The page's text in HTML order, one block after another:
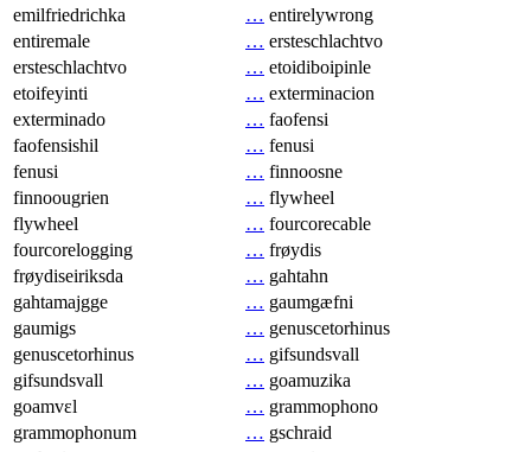
emilfriedrichka
… entirelywrong
entiremale
… ersteschlachtvo
ersteschlachtvo
… etoidiboipinle
etoifeyinti
… exterminacion
exterminado
… faofensi
faofensishil
… fenusi
fenusi
… finnoosne
finnoougrien
… flywheel
flywheel
… fourcorecable
fourcorelogging
… frøydis
frøydiseiriksda
… gahtahn
gahtamajgge
… gaumgæfni
gaumigs
… genuscetorhinus
genuscetorhinus
… gifsundsvall
gifsundsvall
… goamuzika
goamvɛl
… grammophono
grammophonum
… gschraid